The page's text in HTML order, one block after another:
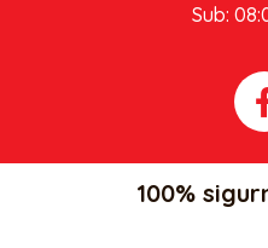
Sub:
100%